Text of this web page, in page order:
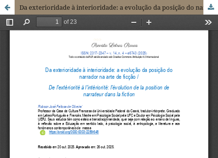
Da exterioridade à interioridade: a evolução da posição do narrador na arte de ficção